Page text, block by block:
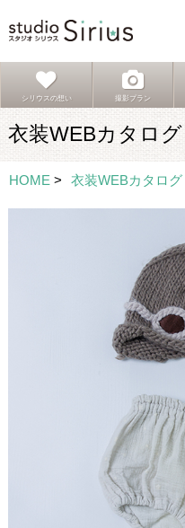
シリウスの想い 撮影プラン
衣装WEBカタログ
HOME > 衣装WEBカタログ